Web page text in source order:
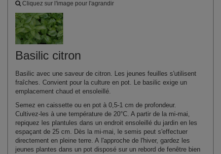
Cliquez sur l'image pour l'agrandir
Basilic citron
Basilic avec une saveur de citron. Les jeunes feuilles s'utilisent
fraîches. Convient pour la culture en pot. Le basilic exige un
emplacement chaud et ensoleillé.
Semez en caissette ou en pot à 0,5‑1 cm de profondeur.
Cultivez‑les à une température de 20°C. A partir de la mi-mai,
repiquez les plantules dans un endroit ensoleillé du jardin en les
espaçant de 25 cm. Dès la mi‑mai, le semis peut s'effectuer
directement en pleine terre. A l'approche de l'hiver, gardez les
jeunes plantes dans un pot disposé sur un rebord de fenêtre bien